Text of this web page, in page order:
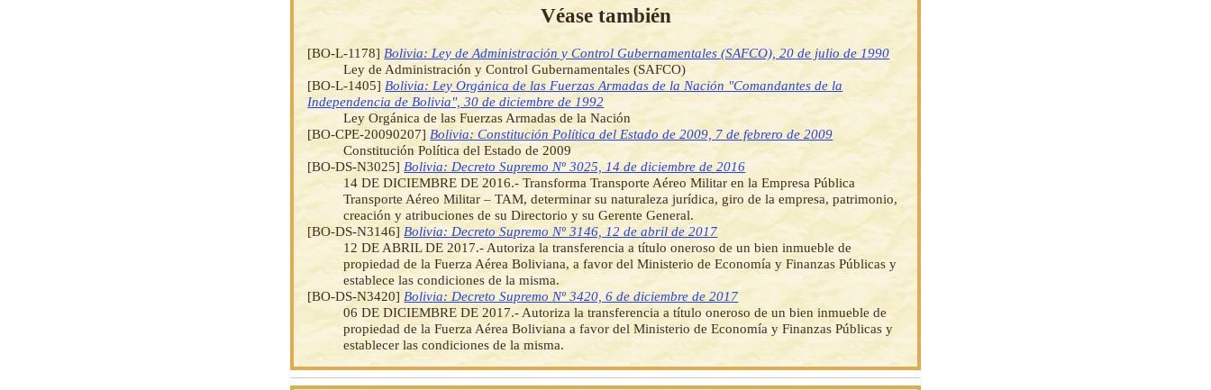
Véase también
[BO-L-1178] Bolivia: Ley de Administración y Control Gubernamentales (SAFCO), 20 de julio de 1990
Ley de Administración y Control Gubernamentales (SAFCO)
[BO-L-1405] Bolivia: Ley Orgánica de las Fuerzas Armadas de la Nación "Comandantes de la
Independencia de Bolivia", 30 de diciembre de 1992
Ley Orgánica de las Fuerzas Armadas de la Nación
[BO-CPE-20090207] Bolivia: Constitución Política del Estado de 2009, 7 de febrero de 2009
Constitución Política del Estado de 2009
[BO-DS-N3025] Bolivia: Decreto Supremo Nº 3025, 14 de diciembre de 2016
14 DE DICIEMBRE DE 2016.- Transforma Transporte Aéreo Militar en la Empresa Pública
Transporte Aéreo Militar – TAM, determinar su naturaleza jurídica, giro de la empresa, patrimonio,
creación y atribuciones de su Directorio y su Gerente General.
[BO-DS-N3146] Bolivia: Decreto Supremo Nº 3146, 12 de abril de 2017
12 DE ABRIL DE 2017.- Autoriza la transferencia a título oneroso de un bien inmueble de
propiedad de la Fuerza Aérea Boliviana, a favor del Ministerio de Economía y Finanzas Públicas y
establece las condiciones de la misma.
[BO-DS-N3420] Bolivia: Decreto Supremo Nº 3420, 6 de diciembre de 2017
06 DE DICIEMBRE DE 2017.- Autoriza la transferencia a título oneroso de un bien inmueble de
propiedad de la Fuerza Aérea Boliviana a favor del Ministerio de Economía y Finanzas Públicas y
establecer las condiciones de la misma.